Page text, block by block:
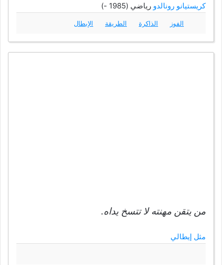
كريستيانو رونالدو رياضي (1985 -)
الفوز الذاكرة الطريقة الإبطال
من يتقن مهنته لا تتسخ يداه.
مثل إيطالي